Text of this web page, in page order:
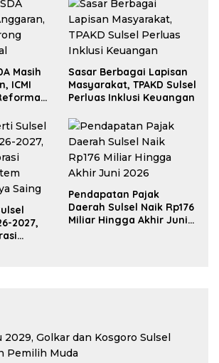
Masih
ICMI
Sasar Berbagai Lapisan
Masyarakat, TPAKD Sulsel
Perluas Inklusi Keuangan
2027,
Pendapatan Pajak
Daerah Sulsel Naik Rp176
Miliar Hingga Akhir Juni